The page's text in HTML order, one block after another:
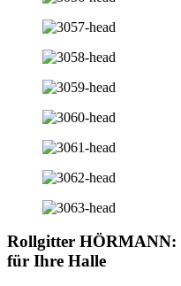
Rollgitter HÖRMANN:
für Ihre Halle